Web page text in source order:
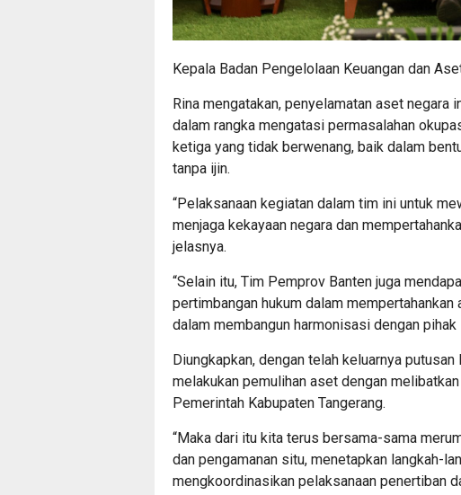
Kepala Badan Pengelolaan Keuangan dan
Rina mengatakan, penyelamatan aset negara
dalam rangka mengatasi permasalahan
ketiga yang tidak berwenang, baik dalam
tanpa ijin.
“Pelaksanaan kegiatan dalam tim ini untuk
menjaga kekayaan negara dan
jelasnya.
“Selain itu, Tim Pemprov Banten juga
pertimbangan hukum dalam
dalam membangun harmonisasi dengan pihak
Diungkapkan, dengan telah keluarnya
melakukan pemulihan aset dengan
Pemerintah Kabupaten Tangerang.
“Maka dari itu kita terus bersama-sama
dan pengamanan situ, menetapkan langkah-
mengkoordinasikan pelaksanaan penertiban